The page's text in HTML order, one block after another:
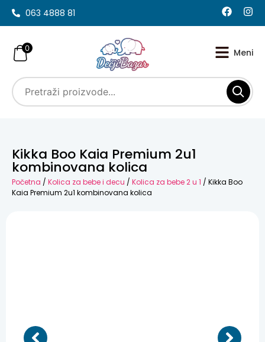
063 4888 81
0
Kikka Boo Kaia Premium 2u1
kombinovana kolica
Početna / Kolica za bebe i decu / Kolica za bebe 2 u 1 / Kikka Boo
Kaia Premium 2u1 kombinovana kolica